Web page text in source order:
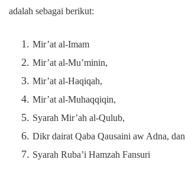
adalah sebagai berikut:
Mir’at al-Imam
Mir’at al-Mu’minin,
Mir’at al-Haqiqah,
Mir’at al-Muhaqqiqin,
Syarah Mir’ah al-Qulub,
Dikr dairat Qaba Qausaini aw Adna, dan
Syarah Ruba’i Hamzah Fansuri